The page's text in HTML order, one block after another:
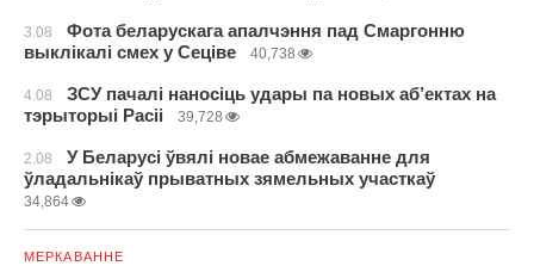
3.08
Фота беларускага апалчэння пад Смаргонню
выклікалі смех у Сеціве
40,738
4.08
ЗСУ пачалі наносіць удары па новых аб’ектах на
тэрыторыі Расіі
39,728
2.08
У Беларусі ўвялі новае абмежаванне для
ўладальнікаў прыватных зямельных участкаў
34,864
МЕРКАВАННЕ